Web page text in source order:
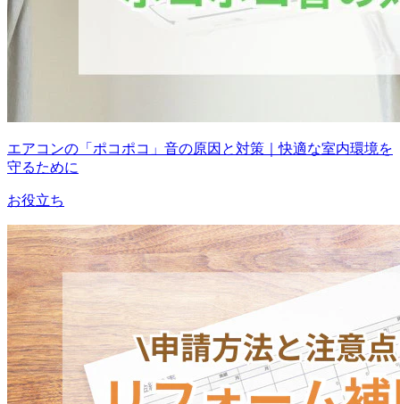
エアコンの「ポコポコ」音の原因と対策｜快適な室内環境を
守るために
お役立ち